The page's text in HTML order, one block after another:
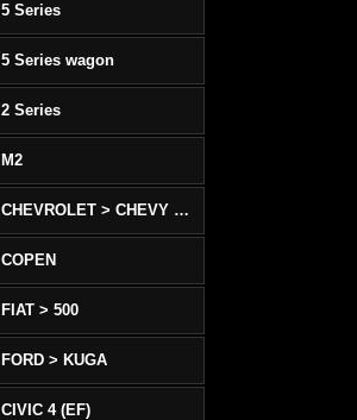
5 Series
5 Series wagon
2 Series
M2
CHEVROLET > CHEVY SS
COPEN
FIAT > 500
FORD > KUGA
CIVIC 4 (EF)